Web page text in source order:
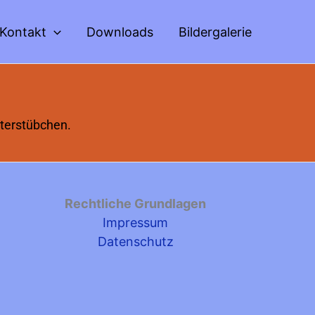
Kontakt Downloads Bildergalerie
Rechtliche Grundlagen
Impressum
Datenschutz